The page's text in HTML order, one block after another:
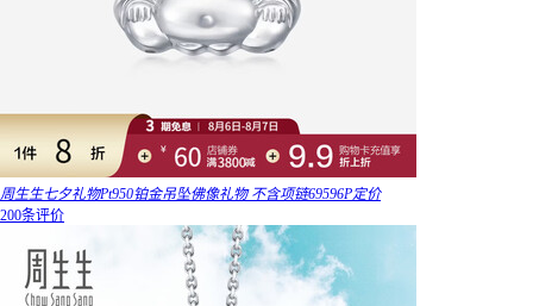
周生生七夕礼物Pt950铂金吊坠佛像礼物 不含项链69596P定价
200条评价